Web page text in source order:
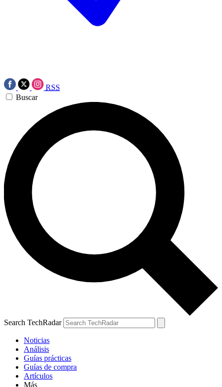
RSS
Buscar
Search TechRadar
Noticias
Análisis
Guías prácticas
Guías de compra
Artículos
Más